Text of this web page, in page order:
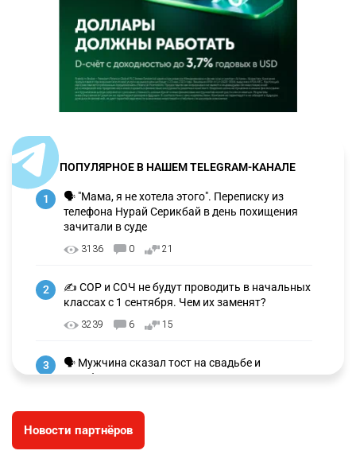
ПОПУЛЯРНОЕ В НАШЕМ TELEGRAM-КАНАЛЕ
1
🗣 "Мама, я не хотела этого". Переписку из
телефона Нурай Серикбай в день похищения
зачитали в суде
3136 0 21
2
✍️ СОР и СОЧ не будут проводить в начальных
классах с 1 сентября. Чем их заменят?
3239 6 15
3
🗣 Мужчина сказал тост на свадьбе и
заработал уголовное дело
🐏 Скота больше, а мясо дороже. Почему в
Казахстане продолжают расти цены на
Новости партнёров